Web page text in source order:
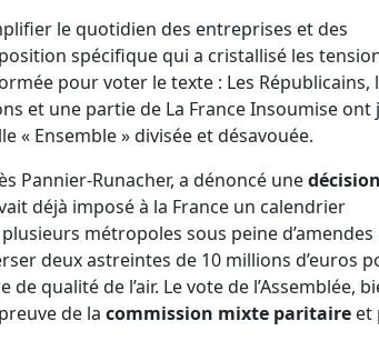
le quotidien des entreprises et des
spécifique qui a cristallisé les
pour voter le texte : Les Républicains,
et une partie de La France Insoumise ont
« Ensemble » divisée et désavouée.
Pannier-Runacher, a dénoncé unedécision
déjà imposé à la France un calendrier
métropoles sous peine d’amendes
deux astreintes de 10 millions d’euros
qualité de l’air. Le vote de l’Assemblée,
de la commission mixte paritaire et